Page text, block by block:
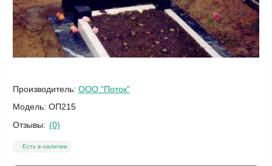
Производитель: ООО "Поток"
Модель: ОП215
Отзывы: (0)
Есть в наличии